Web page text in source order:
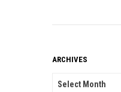
ARCHIVES
ARCHIVES